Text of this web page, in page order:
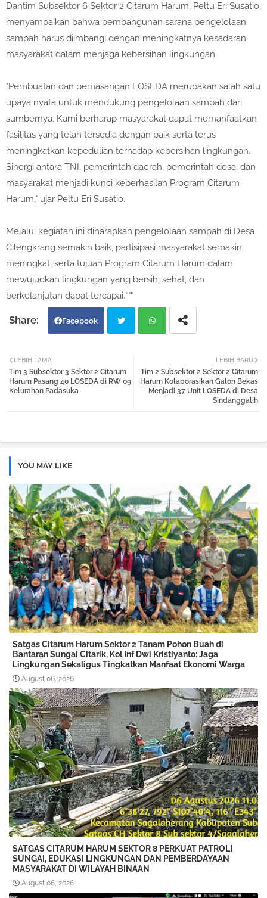
Dantim Subsektor 6 Sektor 2 Citarum Harum, Peltu Eri Susatio,
menyampaikan bahwa pembangunan sarana pengelolaan
sampah harus diimbangi dengan meningkatnya kesadaran
masyarakat dalam menjaga kebersihan lingkungan.
"Pembuatan dan pemasangan LOSEDA merupakan salah satu
upaya nyata untuk mendukung pengelolaan sampah dari
sumbernya. Kami berharap masyarakat dapat memanfaatkan
fasilitas yang telah tersedia dengan baik serta terus
meningkatkan kepedulian terhadap kebersihan lingkungan.
Sinergi antara TNI, pemerintah daerah, pemerintah desa, dan
masyarakat menjadi kunci keberhasilan Program Citarum
Harum," ujar Peltu Eri Susatio.
Melalui kegiatan ini diharapkan pengelolaan sampah di Desa
Cilengkrang semakin baik, partisipasi masyarakat semakin
meningkat, serta tujuan Program Citarum Harum dalam
mewujudkan lingkungan yang bersih, sehat, dan
berkelanjutan dapat tercapai.*""
Facebook
tter atsa
LEBIH BARU
Tim 2 Subsektor 2 Sektor 2 Citarum
Harum Kolaborasikan Galon Bekas
Menjadi 37 Unit LOSEDA di Desa
Sindanggalih
LEBIH LAMA
Tim 3 Subsektor 3 Sektor 2 Citarum
Harum Pasang 40 LOSEDA di RW 09
Kelurahan Padasuka
YOU MAY LIKE
Satgas Citarum Harum Sektor 2 Tanam Pohon Buah di
Bantaran Sungai Citarik, Kol Inf Dwi Kristiyanto: Jaga
Lingkungan Sekaligus Tingkatkan Manfaat Ekonomi Warga
August 06, 2026
SATGAS CITARUM HARUM SEKTOR 8 PERKUAT PATROLI
SUNGAI, EDUKASI LINGKUNGAN DAN PEMBERDAYAAN
MASYARAKAT DI WILAYAH BINAAN
August 06, 2026